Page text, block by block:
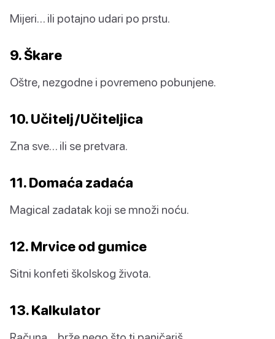
Mijeri… ili potajno udari po prstu.
9. Škare
Oštre, nezgodne i povremeno pobunjene.
10. Učitelj/Učiteljica
Zna sve… ili se pretvara.
11. Domaća zadaća
Magical zadatak koji se množi noću.
12. Mrvice od gumice
Sitni konfeti školskog života.
13. Kalkulator